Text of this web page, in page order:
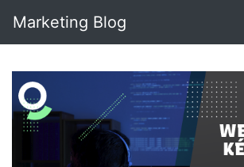
Marketing Blog